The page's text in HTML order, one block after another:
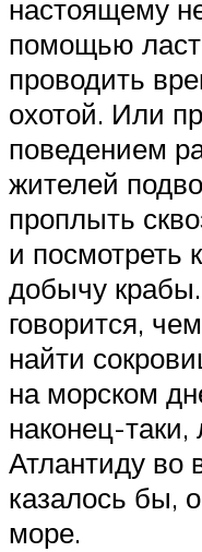
настоящему
помощью
проводить
охотой. Или
поведением
жителей
проплыть
и посмотреть
добычу
говорится,
найти
на морском
наконец-таки,
Атлантиду во
казалось бы,
море.